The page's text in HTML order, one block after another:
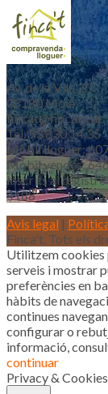
Av. de la Vila 20
08180 Moià
fincat@fincat.cat
Tel. 93 830 14 35
Mòbil lloguer:
Mòbil vendes:
Inscrits al registre
4188
Avis legal |
Finca't. Tots els
Utilitzem cookies
serveis i mostrar
preferències en
hàbits de
continues
configurar o
informació,
continuar
Privacy &